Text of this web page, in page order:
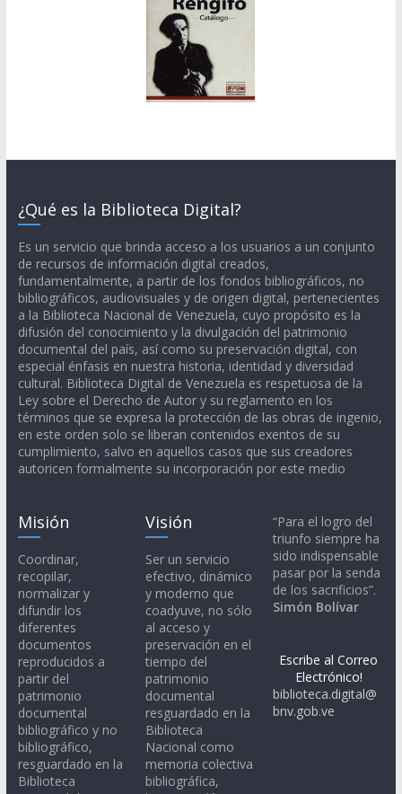
¿Qué es la Biblioteca Digital?
Es un servicio que brinda acceso a los usuarios a un conjunto
de recursos de información digital creados,
fundamentalmente, a partir de los fondos bibliográficos, no
bibliográficos, audiovisuales y de origen digital, pertenecientes
a la Biblioteca Nacional de Venezuela, cuyo propósito es la
difusión del conocimiento y la divulgación del patrimonio
documental del país, así como su preservación digital, con
especial énfasis en nuestra historia, identidad y diversidad
cultural. Biblioteca Digital de Venezuela es respetuosa de la
Ley sobre el Derecho de Autor y su reglamento en los
términos que se expresa la protección de las obras de ingenio,
en este orden solo se liberan contenidos exentos de su
cumplimiento, salvo en aquellos casos que sus creadores
autoricen formalmente su incorporación por este medio
Misión
Coordinar,
recopilar,
normalizar y
difundir los
diferentes
documentos
reproducidos a
partir del
patrimonio
documental
bibliográfico y no
bibliográfico,
resguardado en la
Biblioteca
Visión
Ser un servicio
efectivo, dinámico
y moderno que
coadyuve, no sólo
al acceso y
preservación en el
tiempo del
patrimonio
documental
resguardado en la
Biblioteca
Nacional como
memoria colectiva
bibliográfica,
“Para el logro del
triunfo siempre ha
sido indispensable
pasar por la senda
de los sacrificios”.
Simón Bolívar
Escribe al Correo
Electrónico!
biblioteca.digital@
bnv.gob.ve